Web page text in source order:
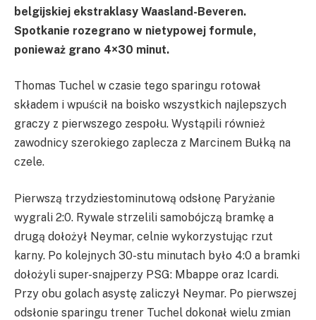
belgijskiej ekstraklasy Waasland-Beveren.
Spotkanie rozegrano w nietypowej formule,
ponieważ grano 4×30 minut.
Thomas Tuchel w czasie tego sparingu rotował
składem i wpuścił na boisko wszystkich najlepszych
graczy z pierwszego zespołu. Wystąpili również
zawodnicy szerokiego zaplecza z Marcinem Bułką na
czele.
Pierwszą trzydziestominutową odsłonę Paryżanie
wygrali 2:0. Rywale strzelili samobójczą bramkę a
drugą dołożył Neymar, celnie wykorzystując rzut
karny. Po kolejnych 30-stu minutach było 4:0 a bramki
dołożyli super-snajperzy PSG: Mbappe oraz Icardi.
Przy obu golach asystę zaliczył Neymar. Po pierwszej
odsłonie sparingu trener Tuchel dokonał wielu zmian